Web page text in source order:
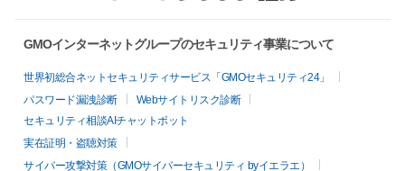
GMOインターネットグループのセキュリティ事業について
世界初総合ネットセキュリティサービス「GMOセキュリティ24」
パスワード漏洩診断
Webサイトリスク診断
セキュリティ相談AIチャットボット
実在証明・盗聴対策
サイバー攻撃対策（GMOサイバーセキュリティ byイエラエ）